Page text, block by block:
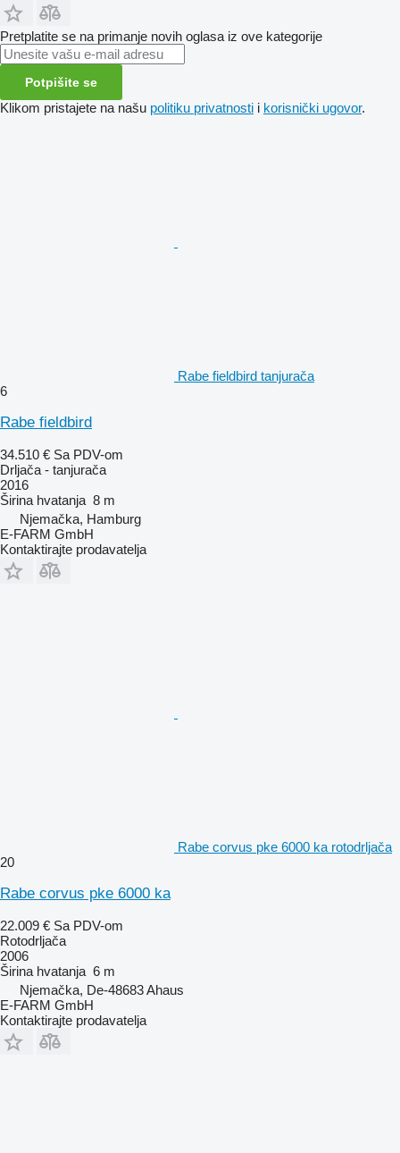
Pretplatite se na primanje novih oglasa iz ove kategorije
Potpišite se
Klikom pristajete na našu politiku privatnosti i korisnički ugovor.
Rabe fieldbird tanjurača
6
Rabe fieldbird
34.510 € Sa PDV-om
Drljača - tanjurača
2016
Širina hvatanja 8 m
Njemačka, Hamburg
E-FARM GmbH
Kontaktirajte prodavatelja
Rabe corvus pke 6000 ka rotodrljača
20
Rabe corvus pke 6000 ka
22.009 € Sa PDV-om
Rotodrljača
2006
Širina hvatanja 6 m
Njemačka, De-48683 Ahaus
E-FARM GmbH
Kontaktirajte prodavatelja